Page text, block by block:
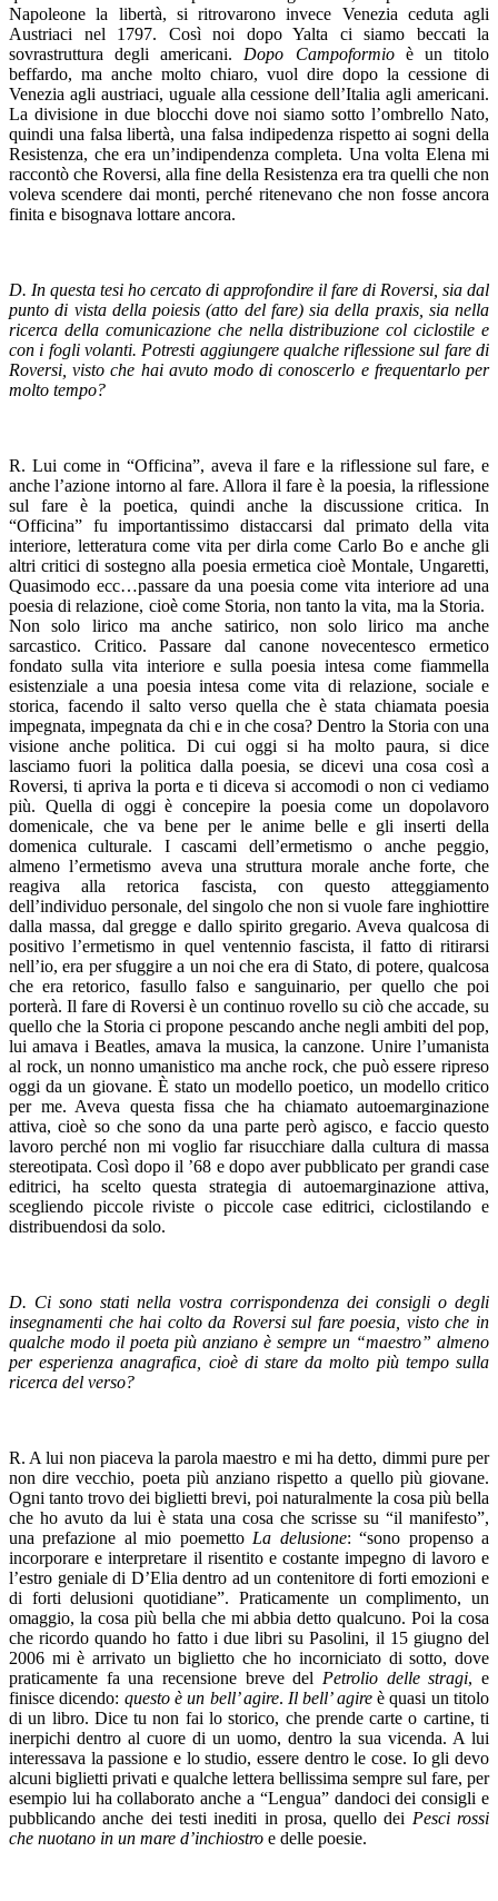
Napoleone la libertà, si ritrovarono invece Venezia ceduta agli
Austriaci nel 1797. Così noi dopo Yalta ci siamo beccati la
sovrastruttura degli americani. Dopo Campoformioè un titolo
beffardo, ma anche molto chiaro, vuol dire dopo la cessione di
Venezia agli austriaci, uguale alla cessione dell’Italia agli americani.
La divisione in due blocchi dove noi siamo sotto l’ombrello Nato,
quindi una falsa libertà, una falsa indipedenza rispetto ai sogni della
Resistenza, che era un’indipendenza completa. Una volta Elena mi
raccontò che Roversi, alla fine della Resistenza era tra quelli che non
voleva scendere dai monti, perché ritenevano che non fosse ancora
finita e bisognava lottare ancora.
D. In questa tesi ho cercato di approfondire il fare di Roversi, sia dal
punto di vista della poiesis (atto del fare) sia della praxis, sia nella
ricerca della comunicazione che nella distribuzione col ciclostile e
con i fogli volanti. Potresti aggiungere qualche riflessione sul fare di
Roversi, visto che hai avuto modo di conoscerlo e frequentarlo per
molto tempo?
R. Lui come in “Officina”, aveva il fare e la riflessione sul fare, e
anche l’azione intorno al fare. Allora il fare è la poesia, la riflessione
sul fare è la poetica, quindi anche la discussione critica. In
“Officina” fu importantissimo distaccarsi dal primato della vita
interiore, letteratura come vita per dirla come Carlo Bo e anche gli
altri critici di sostegno alla poesia ermetica cioè Montale, Ungaretti,
Quasimodo ecc…passare da una poesia come vita interiore ad una
poesia di relazione, cioè come Storia, non tanto la vita, ma la Storia.
Non solo lirico ma anche satirico, non solo lirico ma anche
sarcastico. Critico. Passare dal canone novecentesco ermetico
fondato sulla vita interiore e sulla poesia intesa come fiammella
esistenziale a una poesia intesa come vita di relazione, sociale e
storica, facendo il salto verso quella che è stata chiamata poesia
impegnata, impegnata da chi e in che cosa? Dentro la Storia con una
visione anche politica. Di cui oggi si ha molto paura, si dice
lasciamo fuori la politica dalla poesia, se dicevi una cosa così a
Roversi, ti apriva la porta e ti diceva si accomodi o non ci vediamo
più. Quella di oggi è concepire la poesia come un dopolavoro
domenicale, che va bene per le anime belle e gli inserti della
domenica culturale. I cascami dell’ermetismo o anche peggio,
almeno l’ermetismo aveva una struttura morale anche forte, che
reagiva alla retorica fascista, con questo atteggiamento
dell’individuo personale, del singolo che non si vuole fare inghiottire
dalla massa, dal gregge e dallo spirito gregario. Aveva qualcosa di
positivo l’ermetismo in quel ventennio fascista, il fatto di ritirarsi
nell’io, era per sfuggire a un noi che era di Stato, di potere, qualcosa
che era retorico, fasullo falso e sanguinario, per quello che poi
porterà. Il fare di Roversi è un continuo rovello su ciò che accade, su
quello che la Storia ci propone pescando anche negli ambiti del pop,
lui amava i Beatles, amava la musica, la canzone. Unire l’umanista
al rock, un nonno umanistico ma anche rock, che può essere ripreso
oggi da un giovane. È stato un modello poetico, un modello critico
per me. Aveva questa fissa che ha chiamato autoemarginazione
attiva, cioè so che sono da una parte però agisco, e faccio questo
lavoro perché non mi voglio far risucchiare dalla cultura di massa
stereotipata. Così dopo il ’68 e dopo aver pubblicato per grandi case
editrici, ha scelto questa strategia di autoemarginazione attiva,
scegliendo piccole riviste o piccole case editrici, ciclostilando e
distribuendosi da solo.
D. Ci sono stati nella vostra corrispondenza dei consigli o degli
insegnamenti che hai colto da Roversi sul fare poesia, visto che in
qualche modo il poeta più anziano è sempre un “maestro” almeno
per esperienza anagrafica, cioè di stare da molto più tempo sulla
ricerca del verso?
R. A lui non piaceva la parola maestro e mi ha detto, dimmi pure per
non dire vecchio, poeta più anziano rispetto a quello più giovane.
Ogni tanto trovo dei biglietti brevi, poi naturalmente la cosa più bella
che ho avuto da lui è stata una cosa che scrisse su “il manifesto”,
una prefazione al mio poemetto La delusione: “sono propenso a
incorporare e interpretare il risentito e costante impegno di lavoro e
l’estro geniale di D’Elia dentro ad un contenitore di forti emozioni e
di forti delusioni quotidiane”. Praticamente un complimento, un
omaggio, la cosa più bella che mi abbia detto qualcuno. Poi la cosa
che ricordo quando ho fatto i due libri su Pasolini, il 15 giugno del
2006 mi è arrivato un biglietto che ho incorniciato di sotto, dove
praticamente fa una recensione breve del Petrolio delle stragi, e
finisce dicendo: questo è un bell’ agire. Il bell’ agireè quasi un titolo
di un libro. Dice tu non fai lo storico, che prende carte o cartine, ti
inerpichi dentro al cuore di un uomo, dentro la sua vicenda. A lui
interessava la passione e lo studio, essere dentro le cose. Io gli devo
alcuni biglietti privati e qualche lettera bellissima sempre sul fare, per
esempio lui ha collaborato anche a “Lengua” dandoci dei consigli e
pubblicando anche dei testi inediti in prosa, quello dei Pesci rossi
che nuotano in un mare d’inchiostro e delle poesie.